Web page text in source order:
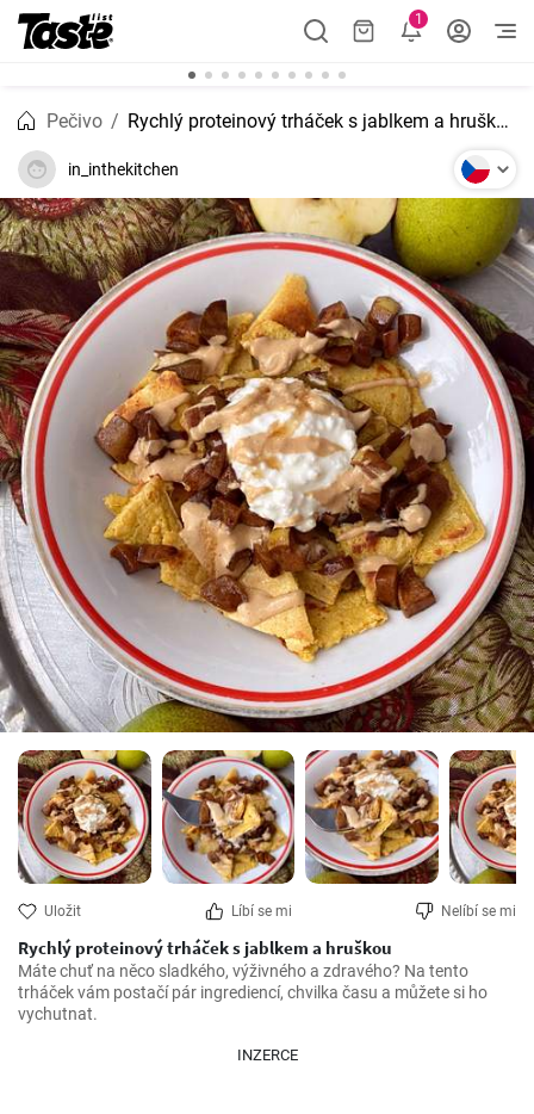
1
Pečivo Rychlý proteinový trháček s jablkem a hruškou
in_inthekitchen
Uložit Líbí se mi Nelíbí se mi
Rychlý proteinový trháček s jablkem a hruškou
Máte chuť na něco sladkého, výživného a zdravého? Na tento
trháček vám postačí pár ingrediencí, chvilka času a můžete si ho
vychutnat.
INZERCE